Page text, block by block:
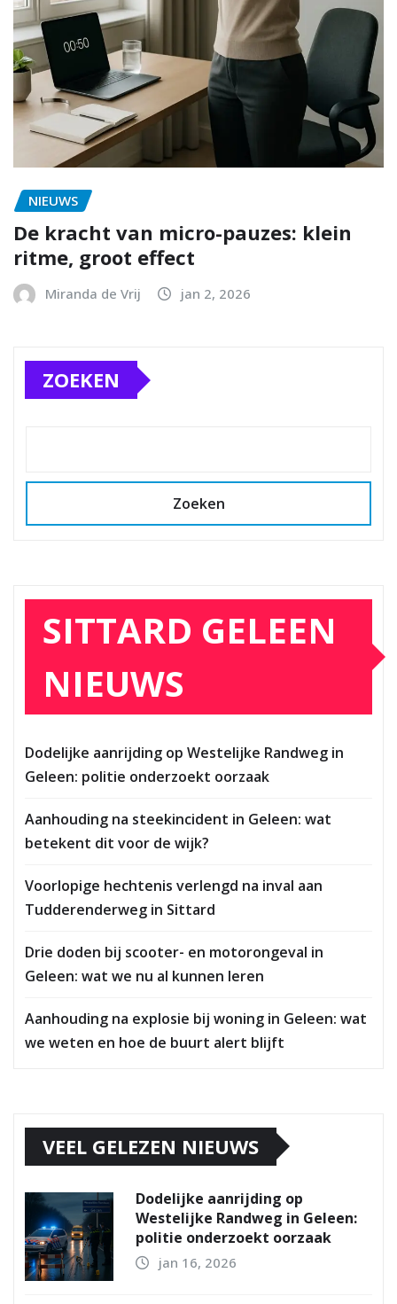
NIEUWS
De kracht van micro-pauzes: klein
ritme, groot effect
Miranda de Vrij jan 2, 2026
ZOEKEN
Zoeken
SITTARD GELEEN
NIEUWS
Dodelijke aanrijding op Westelijke Randweg in
Geleen: politie onderzoekt oorzaak
Aanhouding na steekincident in Geleen: wat
betekent dit voor de wijk?
Voorlopige hechtenis verlengd na inval aan
Tudderenderweg in Sittard
Drie doden bij scooter- en motorongeval in
Geleen: wat we nu al kunnen leren
Aanhouding na explosie bij woning in Geleen: wat
we weten en hoe de buurt alert blijft
VEEL GELEZEN NIEUWS
Dodelijke aanrijding op
Westelijke Randweg in Geleen:
politie onderzoekt oorzaak
jan 16, 2026